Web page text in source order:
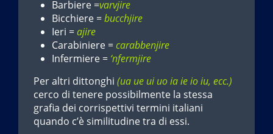
Barbiere =varvjire
Bicchiere =bucchjire
Ieri =ajire
Carabiniere =carabbenjire
Infermiere = ‘nfermjire
Per altri dittonghi (ua ue ui uo ia ie io iu, ecc.)
cerco di tenere possibilmente la stessa
grafia dei corrispettivi termini italiani
quando c’è similitudine tra di essi.